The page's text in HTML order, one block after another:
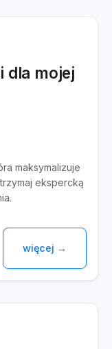
dla mojej
maksymalizuje
ekspercką
więcej →